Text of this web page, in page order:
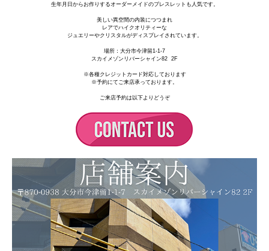
生年月日からお作りするオーダーメイドのブレスレットも人気です。
美しい異空間の内装につつまれ
レアでハイクオリティーな
ジュエリーやクリスタルがディスプレイされています。
場所： 大分市今津留1-1-7
スカイメゾンリバーシャイン82 2F
※各種クレジットカード対応しております
※予約にてご来店承っております。
ご来店予約は以下よりどうぞ